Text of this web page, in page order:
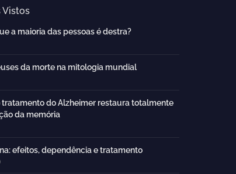
Vistos
a maioria das pessoas é destra?
da morte na mitologia mundial
tratamento do Alzheimer restaura totalmente
da memória
efeitos, dependência e tratamento